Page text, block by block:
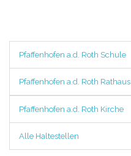
Pfaffenhofen a.d. Roth Schule
Pfaffenhofen a.d. Roth Rathaus
Pfaffenhofen a.d. Roth Kirche
Alle Haltestellen